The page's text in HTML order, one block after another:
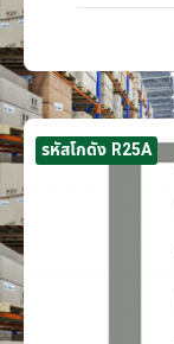
รหัสโกดัง R25A